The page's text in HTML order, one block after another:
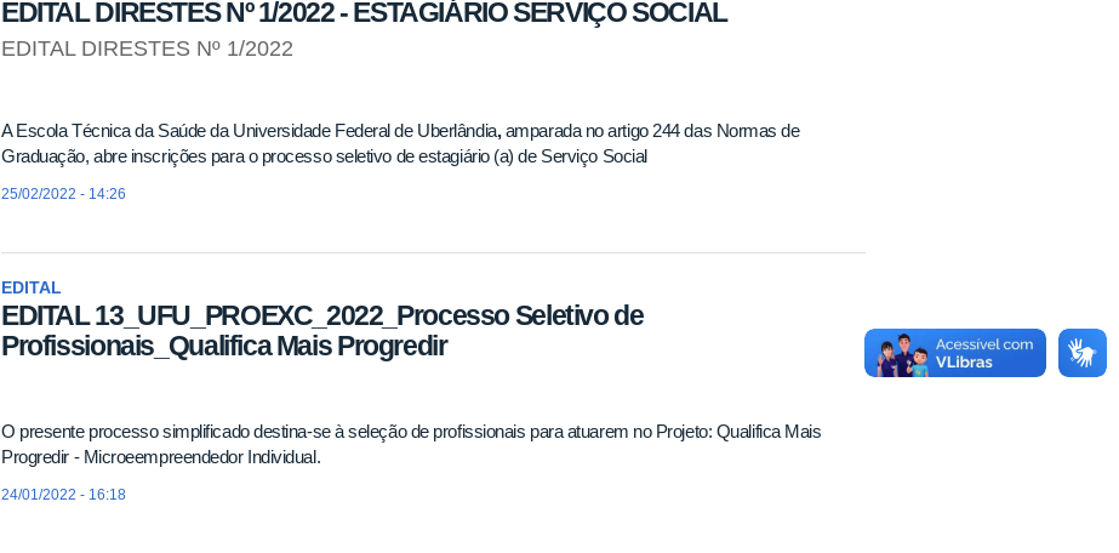
EDITAL DIRESTES Nº 1/2022 - ESTAGIÁRIO SERVIÇO SOCIAL
EDITAL DIRESTES Nº 1/2022
A Escola Técnica da Saúde da Universidade Federal de Uberlândia,amparada no artigo 244 das Normas de
Graduação, abre inscrições para o processo seletivo de estagiário (a) de Serviço Social
25/02/2022 - 14:26
EDITAL
EDITAL 13_UFU_PROEXC_2022_Processo Seletivo de
Profissionais_Qualifica Mais Progredir
O presente processo simplificado destina-se à seleção de profissionais para atuarem no Projeto: Qualifica Mais
Progredir - Microeempreendedor Individual.
24/01/2022 - 16:18